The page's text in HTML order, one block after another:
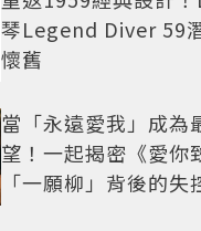
琴Legend Diver 59
懷舊
當「永遠愛我」成為
望！一起揭密《愛你
「一願柳」背後的失